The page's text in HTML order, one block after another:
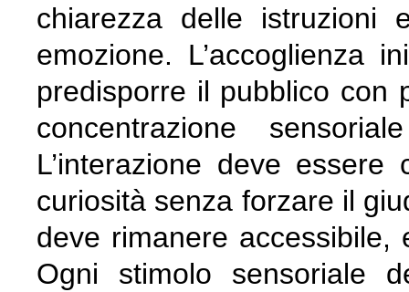
chiarezza delle istruzioni
emozione. L’accoglienza
predisporre il pubblico con
concentrazione
L’interazione deve
curiosità senza forzare il
deve rimanere accessibile,
Ogni stimolo sensoriale